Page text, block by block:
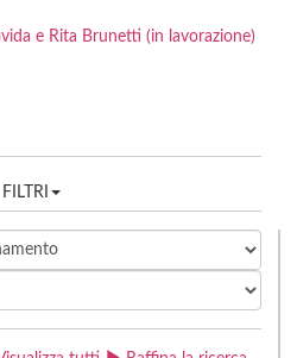
e Rita Brunetti (in lavorazione)
FILTRI